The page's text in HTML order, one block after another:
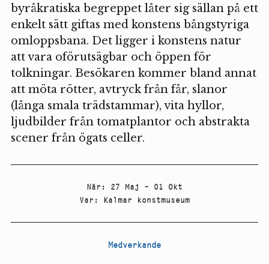
byråkratiska begreppet låter sig sällan på ett
enkelt sätt giftas med konstens bångstyriga
omloppsbana. Det ligger i konstens natur
att vara oförutsägbar och öppen för
tolkningar. Besökaren kommer bland annat
att möta rötter, avtryck från får, slanor
(långa smala trädstammar), vita hyllor,
ljudbilder från tomatplantor och abstrakta
scener från ögats celler.
När : 27 Maj – 01 Okt
Var : Kalmar konstmuseum
Medverkande